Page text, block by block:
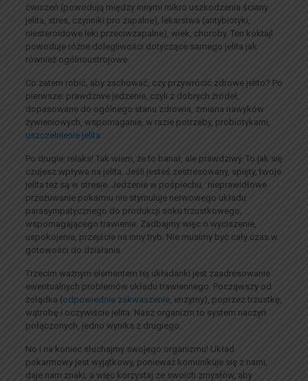
ćwiczeń (powodują między innymi mikro uszkodzenia ściany
jelita, stres, czynniki pro zapalne), lekarstwa (antybiotyki,
niesteroidowe leki przeciwzapalne), wiek, choroby. Ten koktajl
powoduje różne dolegliwości dotyczące samego jelita jak
również ogólnoustrojowe.
Co zatem robić, aby zachować, czy przywrócić zdrowe jelito? Po
pierwsze: prawdziwe jedzenie, czyli z dobrych źródeł,
dopasowane do ogólnego stanu zdrowia, zmiana nawyków
żywieniowych, wspomaganie, w razie potrzeby, probiotykami,
uszczelnienie jelita.
Po drugie: relaks! Tak wiem, że to banał, ale prawdziwy. To jak się
czujesz wpływa na jelita. Jeśli jesteś zestresowany, spięty, twoje
jelita też są w stresie. Jedzenie w pośpiechu, nieprawidłowe
przeżuwanie pokarmu nie stymuluje nerwowego układu
parasympatycznego do produkcji soku trzustkowego,
wspomagającego trawienie. Zadbajmy więc o wyciszenie,
uspokojenie, przejście na inny tryb. Nie musimy być cały czas w
gotowości do działania.
Trzecim ważnym elementem tej układanki jest zaadresowanie
ewentualnych problemów układu trawiennego. Począwszy od
żołądka (odpowiednie zakwaszenie, enzymy), poprzez trzustkę,
wątrobę i oczywiście jelita. Nasz organizm to system naczyń
połączonych, jedno wynika z drugiego.
No i na koniec słuchajmy swojego organizmu! Układ
pokarmowy jest wyjątkowy, ponieważ komunikuje się z nami,
daje nam znaki, a więc korzystaj ze swoich zmysłów, aby